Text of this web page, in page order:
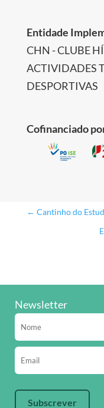
Entidade
CHN - CLUBE
ACTIVIDADES
DESPORTIVAS
Cofinanciado
← Cantinho do
Newsletter